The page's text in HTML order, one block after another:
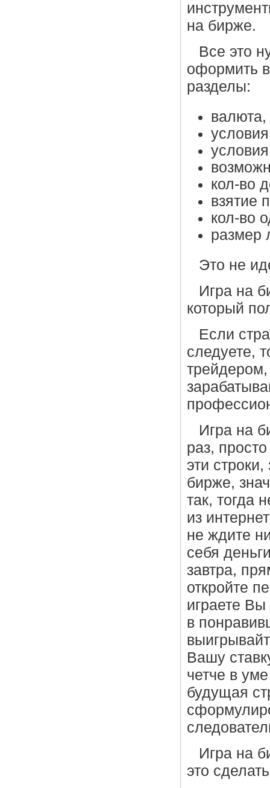
на бирже.
Все это
оформить
разделы:
валюта,
кол-во
взятие
кол-во
размер
Это не
Игра на
который
Если
следуете,
трейдером,
Игра на
раз,
эти
бирже,
так, тогда
из
не ждите
себя
завтра,
откройте
играете
в
Вашу
четче в
будущая
Игра на
это